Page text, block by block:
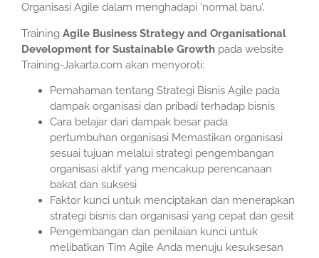
Organisasi Agile dalam menghadapi ‘normal baru’.
Training Agile Business Strategy and Organisational
Development for Sustainable Growth pada website
Training-Jakarta.com akan menyoroti:
Pemahaman tentang Strategi Bisnis Agile pada
dampak organisasi dan pribadi terhadap bisnis
Cara belajar dari dampak besar pada
pertumbuhan organisasi Memastikan organisasi
sesuai tujuan melalui strategi pengembangan
organisasi aktif yang mencakup perencanaan
bakat dan suksesi
Faktor kunci untuk menciptakan dan menerapkan
strategi bisnis dan organisasi yang cepat dan gesit
Pengembangan dan penilaian kunci untuk
melibatkan Tim Agile Anda menuju kesuksesan